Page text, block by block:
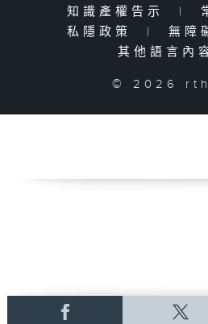
知識產權告示
|
私隱政策
| 無障
其他語言內
© 2026